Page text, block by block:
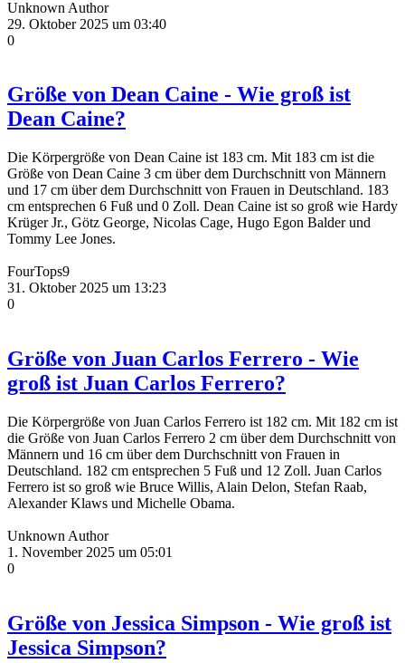
Unknown Author
29. Oktober 2025 um 03:40
0
Größe von Dean Caine - Wie groß ist
Dean Caine?
Die Körpergröße von Dean Caine ist 183 cm. Mit 183 cm ist die
Größe von Dean Caine 3 cm über dem Durchschnitt von Männern
und 17 cm über dem Durchschnitt von Frauen in Deutschland. 183
cm entsprechen 6 Fuß und 0 Zoll. Dean Caine ist so groß wie Hardy
Krüger Jr., Götz George, Nicolas Cage, Hugo Egon Balder und
Tommy Lee Jones.
FourTops9
31. Oktober 2025 um 13:23
0
Größe von Juan Carlos Ferrero - Wie
groß ist Juan Carlos Ferrero?
Die Körpergröße von Juan Carlos Ferrero ist 182 cm. Mit 182 cm ist
die Größe von Juan Carlos Ferrero 2 cm über dem Durchschnitt von
Männern und 16 cm über dem Durchschnitt von Frauen in
Deutschland. 182 cm entsprechen 5 Fuß und 12 Zoll. Juan Carlos
Ferrero ist so groß wie Bruce Willis, Alain Delon, Stefan Raab,
Alexander Klaws und Michelle Obama.
Unknown Author
1. November 2025 um 05:01
0
Größe von Jessica Simpson - Wie groß ist
Jessica Simpson?